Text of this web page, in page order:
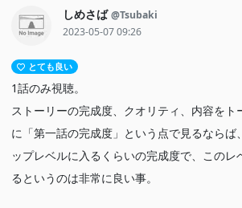
騙されたファンが逆恨み、愛せたのは子供だ
それはアイがどうしようもなく本物だったか
けではなく、その存在性全てが完璧に。
考えてみれば彼女の姿はプライベートの場面
ジ上と変わる事がない。
「リアリティ」ショーなどとんでもない、
イドルという夢を見ているのである。
しめさば @Tsubaki
2023-05-07 09:26
とても良い
1話のみ視聴。
ストーリーの完成度、クオリティ、内容をト
に「第一話の完成度」という点で見るならば
ップレベルに入るくらいの完成度で、このレ
るというのは非常に良い事。